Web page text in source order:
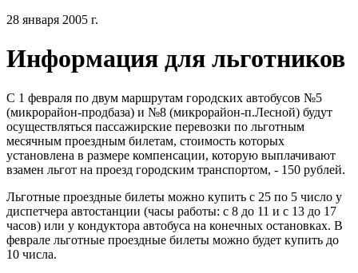
28 января 2005 г.
Информация для льготников
С 1 февраля по двум маршрутам городских автобусов №5
(микрорайон-продбаза) и №8 (микрорайон-п.Лесной) будут
осуществляться пассажирские перевозки по льготным
месячным проездным билетам, стоимость которых
установлена в размере компенсации, которую выплачивают
взамен льгот на проезд городским транспортом, - 150 рублей.
Льготные проездные билеты можно купить с 25 по 5 число у
диспетчера автостанции (часы работы: с 8 до 11 и с 13 до 17
часов) или у кондуктора автобуса на конечных остановках. В
феврале льготные проездные билеты можно будет купить до
10 числа.